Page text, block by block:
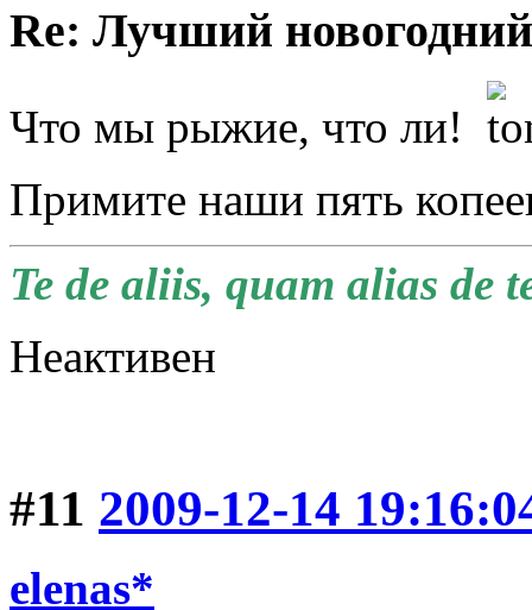
Re: Лучший
Что мы рыжие, что ли!
Примите наши пять
Te de aliis, quam alias de
Неактивен
#11 2009-12-14
elenas*